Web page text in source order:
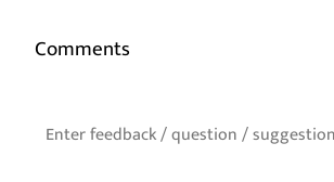
Comments